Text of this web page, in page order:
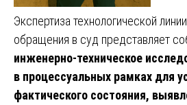
Экспертиза технологической
обращения в суд представляет
инженерно-техническое
в процессуальных рамках для
фактического состояния,